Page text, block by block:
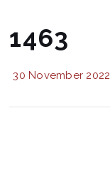
1463
30 November 2022